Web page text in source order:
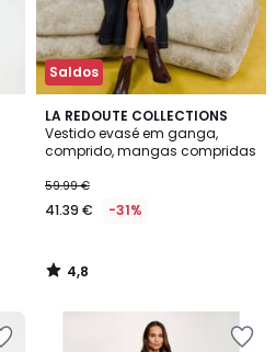
Saldos
LA REDOUTE COLLECTIONS
Vestido evasé em ganga,
comprido, mangas compridas
59.99 €
41.39 € -31%
4,8
/ 5
4,8
/